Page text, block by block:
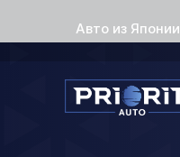
Авто из Японии